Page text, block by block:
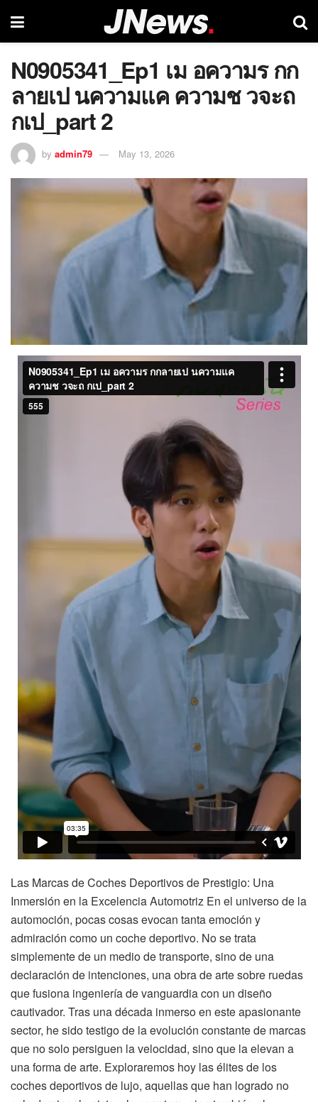
N0905341_Ep1 เม อความร กก
ลายเป นความแค ความช วจะถ
กเป_part 2
by admin79 May 13, 2026
Las Marcas de Coches Deportivos de Prestigio: Una
Inmersión en la Excelencia Automotriz En el universo de la
automoción, pocas cosas evocan tanta emoción y
admiración como un coche deportivo. No se trata
simplemente de un medio de transporte, sino de una
declaración de intenciones, una obra de arte sobre ruedas
que fusiona ingeniería de vanguardia con un diseño
cautivador. Tras una década inmerso en este apasionante
sector, he sido testigo de la evolución constante de marcas
que no solo persiguen la velocidad, sino que la elevan a
una forma de arte. Exploraremos hoy las élites de los
coches deportivos de lujo, aquellas que han logrado no